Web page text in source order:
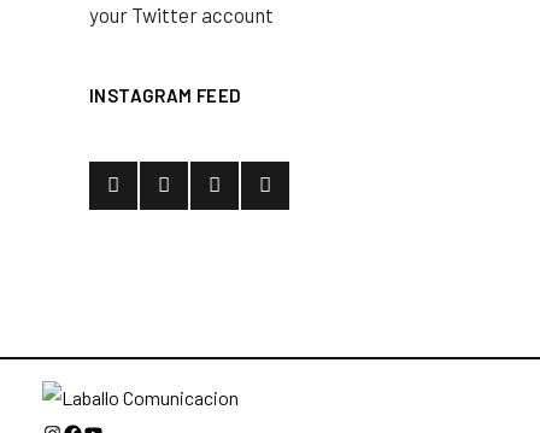
your Twitter account
INSTAGRAM FEED